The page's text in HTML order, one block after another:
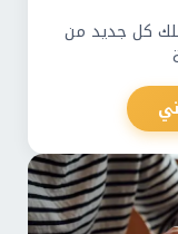
كل جديد من